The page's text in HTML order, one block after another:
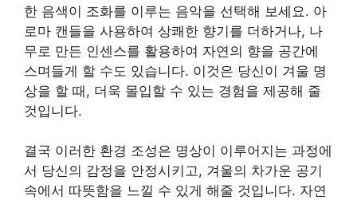
한 음색이 조화를 이루는 음악을 선택해 보세요. 아
로마 캔들을 사용하여 상쾌한 향기를 더하거나, 나
무로 만든 인센스를 활용하여 자연의 향을 공간에
스며들게 할 수도 있습니다. 이것은 당신이 겨울 명
상을 할 때, 더욱 몰입할 수 있는 경험을 제공해 줄
것입니다.
결국 이러한 환경 조성은 명상이 이루어지는 과정에
서 당신의 감정을 안정시키고, 겨울의 차가운 공기
속에서 따뜻함을 느낄 수 있게 해줄 것입니다. 자연